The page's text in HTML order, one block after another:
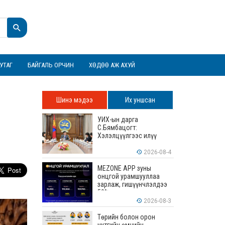
БАЙГАЛЬ ОРЧИН ХӨДӨӨ АЖ АХУЙ
Шинэ мэдээ Их уншсан
УИХ-ын дарга
С.Бямбацогт:
Хэлэлцүүлгээс илүү
илүү бодит үр дүн чухал
2026-08-4
MEZONE APP зуны
онцгой урамшууллаа
зарлаж, гишүүнчлэлдээ
50% хүртэлх хөнгөлөлт
үзүүлж эхэллээ 2026-08-3
Төрийн болон орон